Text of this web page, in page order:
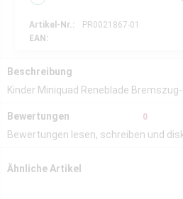
Artikel-Nr.:
PR0021867-01
EAN:
Beschreibung
Kinder Miniquad Reneblade
Bewertungen 0
Bewertungen lesen, schreiben und
Ähnliche Artikel